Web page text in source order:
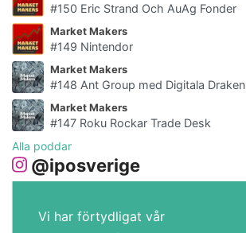
Vi har förtydligat vår
#150 Eric Strand Och AuAg Fonder
Market Makers
#149 Nintendor
Market Makers
#148 Ant Group med Digitala Draken
Market Makers
#147 Roku Rockar Trade Desk
Alla poddar
@iposverige